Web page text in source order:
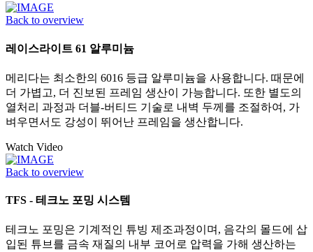
Back to overview
레이스라이트 61 알루미늄
메리다는 최소한의 6016 등급 알루미늄을 사용합니다. 때문에
더 가볍고, 더 진보된 프레임 생산이 가능합니다. 또한 별도의
열처리 과정과 더블-버티드 기술로 내벽 두께를 조절하여, 가
벼우면서도 강성이 뛰어난 프레임을 생산합니다.
Watch Video
Back to overview
TFS - 테크노 포밍 시스템
테크노 포밍은 기계적인 튜빙 제조과정이며, 음각의 몰드에 삽
입된 튜브를 금속 재질의 내부 코어로 압력을 가해 생산하는